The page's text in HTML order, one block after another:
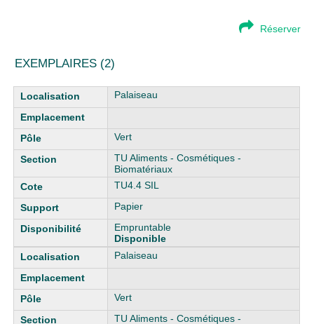
Réserver
EXEMPLAIRES (2)
Liste des exemplaires Palaiseau
Vert
TU Aliments - Cosmétiques -
Biomatériaux
TU4.4 SIL
Papier
Empruntable
Disponible
Palaiseau
Vert
TU Aliments - Cosmétiques -